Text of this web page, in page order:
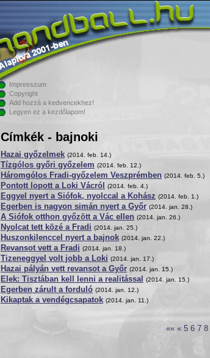
Impresszum
Copyright
Add hozzá a kedvencekhez!
Legyen ez a kezdőlapom!
Címkék - bajnoki
Hazai győzelmek (2014. feb. 14.)
Tízgólos győri győzelem (2014. feb. 12.)
Háromgólos Fradi-győzelem Veszprémben (2014. feb. 5.)
Pontott lopott a Loki Vácról (2014. feb. 4.)
Eggyel nyert a Siófok, nyolccal a Kohász (2014. feb. 1.)
Egerben is nagyon simán nyert a Győr (2014. jan. 28.)
A Siófok otthon győzött a Vác ellen (2014. jan. 26.)
Nyolcat tett közé a Fradi (2014. jan. 25.)
Huszonkilenccel nyert a bajnok (2014. jan. 22.)
Revansot vett a Fradi (2014. jan. 18.)
Tizeneggyel volt jobb a Loki (2014. jan. 17.)
Hazai pályán vett revansot a Győr (2014. jan. 15.)
Elek: Tisztában kell lenni a realitással (2014. jan. 15.)
Egerben zárult a forduló (2014. jan. 12.)
Kikaptak a vendégcsapatok (2014. jan. 11.)
«« « 5 6 7 8